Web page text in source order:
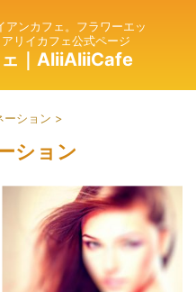
ンカフェ。フラワーエッ
リイカフェ公式ページ
ェ｜AliiAliiCafe
ーション >
ション